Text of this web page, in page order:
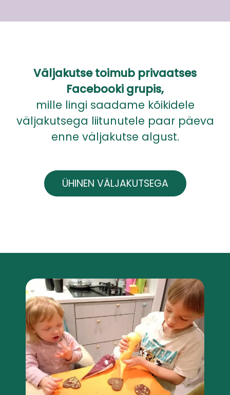
Väljakutse toimub privaatses
Facebooki grupis,
mille lingi saadame kõikidele
väljakutsega liitunutele paar päeva
enne väljakutse algust.
ÜHINEN VÄLJAKUTSEGA